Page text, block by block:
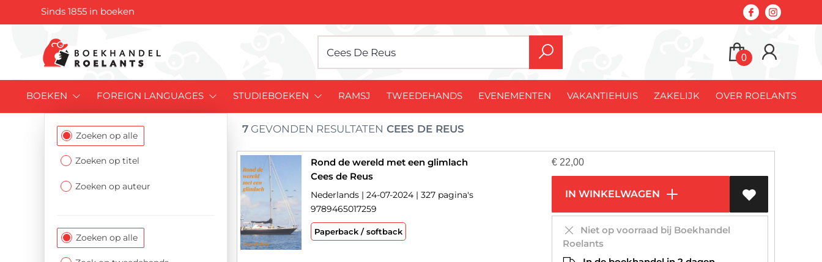
Sinds 1855 in boeken
0
BOEKEN FOREIGN LANGUAGES STUDIEBOEKEN RAMSJ TWEEDEHANDS EVENEMENTEN VAKANTIEHUIS ZAKELIJK OVER ROELANTS
Filtersectie
Zoeken op alle
Zoeken op titel
Zoeken op auteur
Zoeken op alle
7 GEVONDEN RESULTATEN CEES DE REUS
Rond de wereld met een glimlach
Cees de Reus
Nederlands | 24-07-2024 | 327 pagina's
9789465017259
Paperback / softback
€ 22,00
IN WINKELWAGEN
Niet op voorraad bij Boekhandel
Roelants